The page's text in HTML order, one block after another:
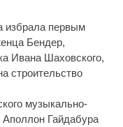
избрала первым
Бендер,
Ивана Шаховского,
строительство
музыкально-
Аполлон Гайдабура